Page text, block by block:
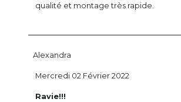
qualité et montage très rapide.
Alexandra
Ravie!!!
Mercredi 02 Février 2022